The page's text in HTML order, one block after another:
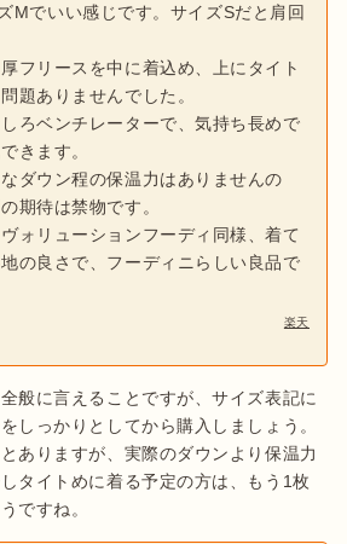
Mでいい感じです。サイズSだと肩回
フリースを中に着込め、上にタイト
題ありませんでした。
ろベンチレーターで、気持ち長めで
きます。
ダウン程の保温力はありませんの
期待は禁物です。
ォリューションフーディ同様、着て
の良さで、フーディニらしい良品で
楽天
般に言えることですが、サイズ表記に
しっかりとしてから購入しましょう。
ありますが、実際のダウンより保温力
タイトめに着る予定の方は、もう1枚
ですね。